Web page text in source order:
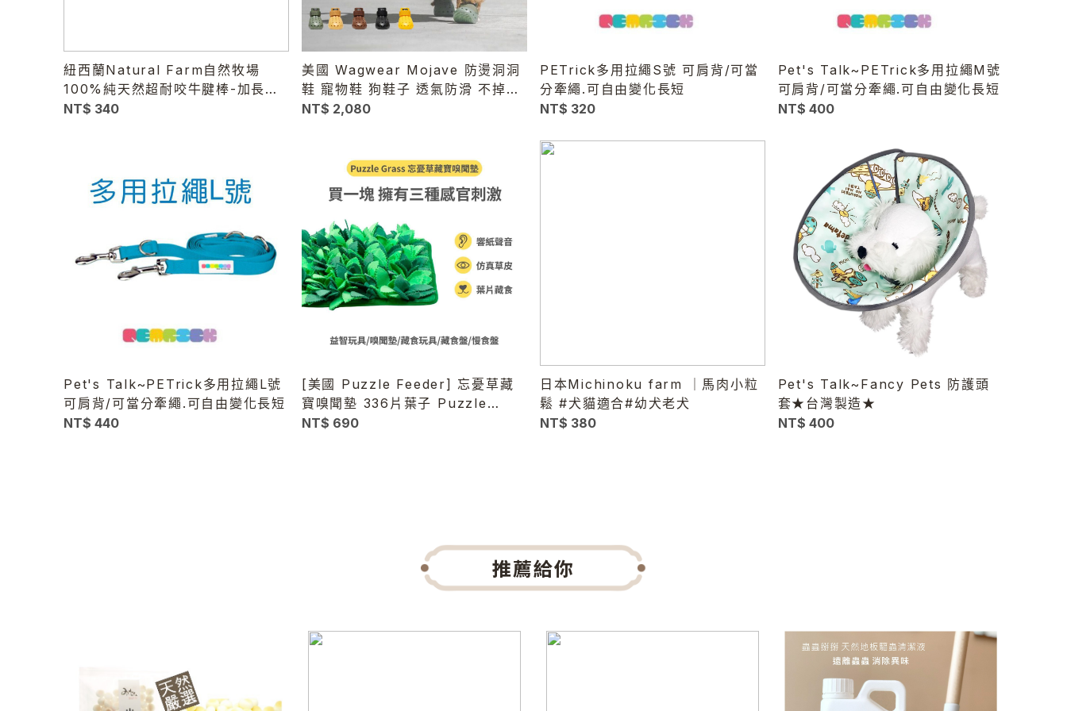
紐西蘭Natural Farm自然牧場
100%純天然超耐咬牛腱棒-加長版
#天然潔牙骨＃天然零食
NT$ 340
美國 Wagwear Mojave 防燙洞洞
鞋 寵物鞋 狗鞋子 透氣防滑 不掉鞋
散步鞋 柏油路防燙
NT$ 2,080
PETrick多用拉繩S號 可肩背/可當
分牽繩.可自由變化長短
NT$ 320
Pet's Talk~PETrick多用拉繩M號
可肩背/可當分牽繩.可自由變化長短
NT$ 400
Pet's Talk~PETrick多用拉繩L號
可肩背/可當分牽繩.可自由變化長短
NT$ 440
[美國 Puzzle Feeder] 忘憂草藏
寶嗅聞墊 336片葉子 Puzzle
Grass -犬貓通用
NT$ 690
日本Michinoku farm ｜馬肉小粒
鬆 #犬貓適合#幼犬老犬
NT$ 380
Pet's Talk~Fancy Pets 防護頭
套★台灣製造★
NT$ 400
推薦給你